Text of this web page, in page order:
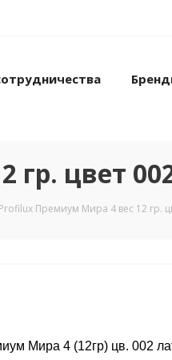
цвет
Премиум Мира 4 вес 12 гр.
Мира 4 (12гр) цв. 002